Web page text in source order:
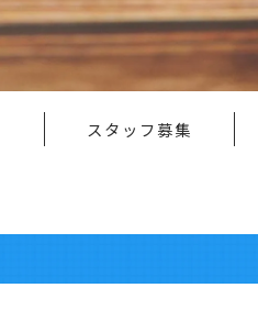
スタッフ募集